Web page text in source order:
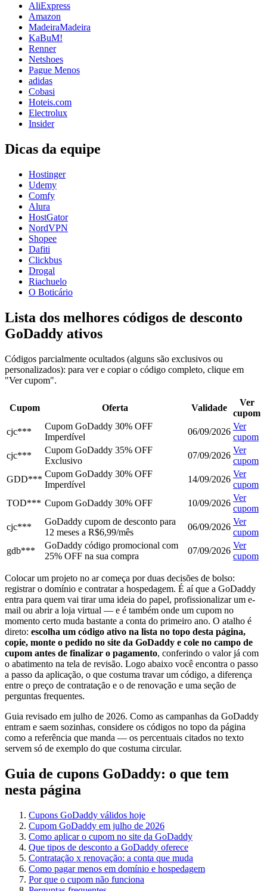
AliExpress
Amazon
MadeiraMadeira
KaBuM!
Renner
Netshoes
Pague Menos
adidas
Cobasi
Hoteis.com
Electrolux
Insider
Dicas da equipe
Hostinger
Udemy
Comfy
Alura
HostGator
NordVPN
Shopee
Dafiti
Clickbus
Drogal
Riachuelo
O Boticário
Lista dos melhores códigos de desconto
GoDaddy ativos
Códigos parcialmente ocultados (alguns são exclusivos ou
personalizados): para ver e copiar o código completo, clique em
"Ver cupom".
Cupom Oferta Validade
Ver
cupom
cjc***
Cupom GoDaddy 30% OFF
Imperdível
06/09/2026
Ver
cupom
cjc***
Cupom GoDaddy 35% OFF
Exclusivo
07/09/2026
Ver
cupom
GDD***
Cupom GoDaddy 30% OFF
Imperdível
14/09/2026
Ver
cupom
TOD*** Cupom GoDaddy 30% OFF 10/09/2026
Ver
cupom
cjc***
GoDaddy cupom de desconto para
12 meses a R$6,99/mês
06/09/2026
Ver
cupom
gdb***
GoDaddy código promocional com
25% OFF na sua compra
07/09/2026
Ver
cupom
Colocar um projeto no ar começa por duas decisões de bolso:
registrar o domínio e contratar a hospedagem. É aí que a GoDaddy
entra para quem vai tirar uma ideia do papel, profissionalizar um e-
mail ou abrir a loja virtual — e é também onde um cupom no
momento certo muda bastante a conta do primeiro ano. O atalho é
direto: escolha um código ativo na lista no topo desta página,
copie, monte o pedido no site da GoDaddy e cole no campo de
cupom antes de finalizar o pagamento, conferindo o valor já com
o abatimento na tela de revisão. Logo abaixo você encontra o passo
a passo da aplicação, o que costuma travar um código, a diferença
entre o preço de contratação e o de renovação e uma seção de
perguntas frequentes.
Guia revisado em julho de 2026. Como as campanhas da GoDaddy
entram e saem sozinhas, considere os códigos no topo da página
como a referência que manda — os percentuais citados no texto
servem só de exemplo do que costuma circular.
Guia de cupons GoDaddy: o que tem
nesta página
Cupons GoDaddy válidos hoje
Cupom GoDaddy em julho de 2026
Como aplicar o cupom no site da GoDaddy
Que tipos de desconto a GoDaddy oferece
Contratação x renovação: a conta que muda
Como pagar menos em domínio e hospedagem
Por que o cupom não funciona